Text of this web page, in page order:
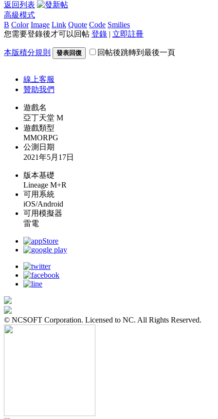
返回列表
高級模式
B Color Image Link Quote Code Smilies
您需要登錄後才可以回帖 登錄 | 立即註冊
本版積分規則 發表回復 回帖後跳轉到最後一頁
線上客服
贊助我們
遊戲名
亞丁天堂 M
遊戲類型
MMORPG
公測日期
2021年5月17日
版本基礎
Lineage M+R
可用系統
iOS/Android
可用模擬器
雷電
© NCSOFT Corporation. Licensed to NC. All Rights Reserved.